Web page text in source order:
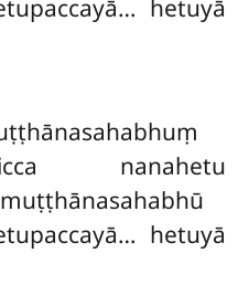
hetuyā
nanahetu
hetuyā